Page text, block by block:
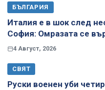
БЪЛГАРИЯ
Италия е в шок след
София: Омразата се
4 Август, 2026
СВЯТ
Руски военен уби